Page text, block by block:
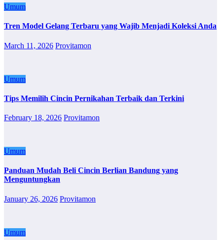
Umum
Tren Model Gelang Terbaru yang Wajib Menjadi Koleksi Anda
March 11, 2026 Provitamon
Umum
Tips Memilih Cincin Pernikahan Terbaik dan Terkini
February 18, 2026 Provitamon
Umum
Panduan Mudah Beli Cincin Berlian Bandung yang
Menguntungkan
January 26, 2026 Provitamon
Umum